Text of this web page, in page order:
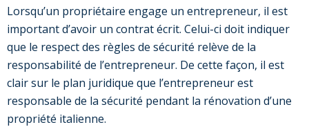
Lorsqu’un propriétaire engage un entrepreneur, il est
important d’avoir un contrat écrit. Celui-ci doit indiquer
que le respect des règles de sécurité relève de la
responsabilité de l’entrepreneur. De cette façon, il est
clair sur le plan juridique que l’entrepreneur est
responsable de la sécurité pendant la rénovation d’une
propriété italienne.